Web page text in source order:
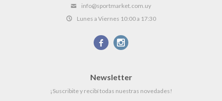
info@sportmarket.com.uy
Lunes a Viernes 10:00 a 17:30
 
Newsletter
¡Suscribite y recibí todas nuestras novedades!